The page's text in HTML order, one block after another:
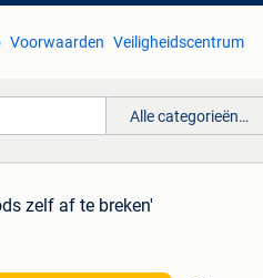
Voorwaarden Veiligheidscentrum
Alle categorieën…
zelf af te breken'